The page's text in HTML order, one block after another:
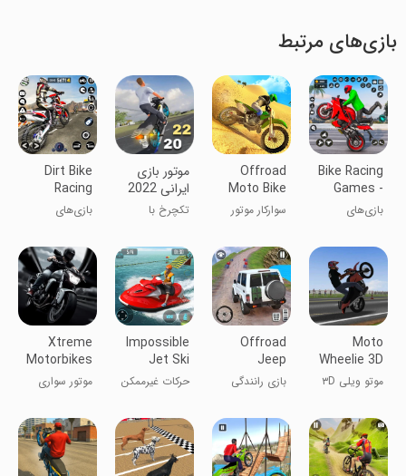
بازی‌های مرتبط
Bike Racing
Games -
Bike Game
بازی‌های
موتور- بازی
موتور
Offroad
Moto Bike
Hill Rider
سوارکار موتور
از جاده
‏موتور بازی
ایرانی 2022
تکچرخ با
Dirt Bike
Racing
Games
Offline
بازی‌های
کراس آفلاین
Moto
Wheelie 3D
موتو ویلی ۳D
Offroad
Jeep
Driving
Jeep Game
بازی رانندگی
Impossible
Jet Ski
Stunts
حرکات غیرممکن
Xtreme
Motorbikes
موتور سواری